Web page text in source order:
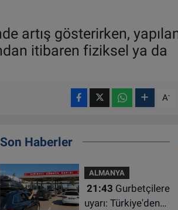
artış gösterirken,
itibaren fiziksel ya da
A-
Son Haberler
ALMANYA
21:43
uyarı: Türkiye'den